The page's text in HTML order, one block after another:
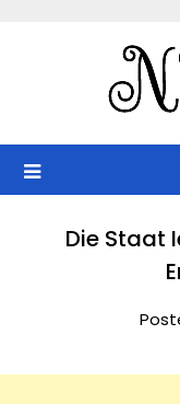
Die Staat